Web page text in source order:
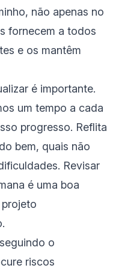
não apenas no
fornecem a todos
e os mantêm
é importante.
um tempo a cada
progresso. Reflita
bem, quais não
Revisar
é uma boa
o
riscos